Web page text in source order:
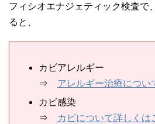
フィシオエナジェティック検査で
ると、
カビアレルギー
⇒ アレルギー治療につい
カビ感染
⇒
カビについて詳しくは